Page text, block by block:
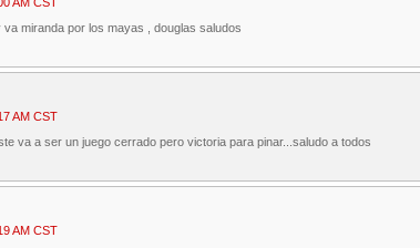
miranda por los mayas , douglas saludos
AM CST
va a ser un juego cerrado pero victoria para pinar...saludo a todos
AM CST